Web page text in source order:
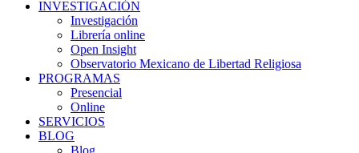
INVESTIGACIÓN
Investigación
Librería online
Open Insight
Observatorio Mexicano de Libertad Religiosa
PROGRAMAS
Presencial
Online
SERVICIOS
BLOG
Blog